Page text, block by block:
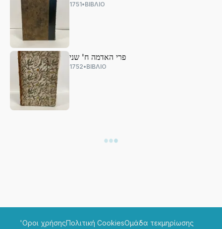
1751•ΒΙΒΛΙΟ
פרי האדמה ח' שני
1752•ΒΙΒΛΙΟ
'Οροι χρήσηςΠολιτική CookiesΟμάδα τεκμηρίωσης